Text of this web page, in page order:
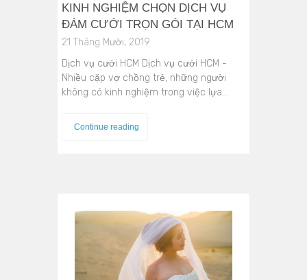
KINH NGHIỆM CHỌN DỊCH VỤ
ĐÁM CƯỚI TRỌN GÓI TẠI HCM
21 Tháng Mười, 2019
Dịch vụ cưới HCM Dịch vụ cưới HCM -
Nhiều cặp vợ chồng trẻ, những người
không có kinh nghiệm trong việc lựa…
Continue reading